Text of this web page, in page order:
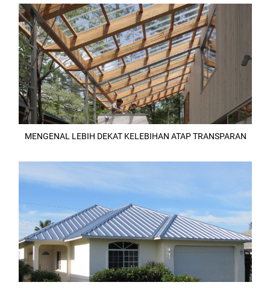
MENGENAL LEBIH DEKAT KELEBIHAN ATAP TRANSPARAN